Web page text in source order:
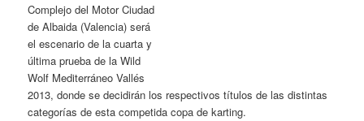
Complejo del Motor Ciudad
de Albaida (Valencia) será
el escenario de la cuarta y
última prueba de la Wild
Wolf Mediterráneo Vallés
2013, donde se decidirán los respectivos títulos de las distintas
categorías de esta competida copa de karting.